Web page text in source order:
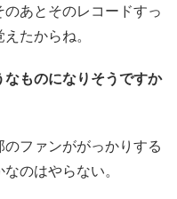
あとそのレコードすっ
たからね。
ものになりそうですか
ファンががっかりする
のはやらない。